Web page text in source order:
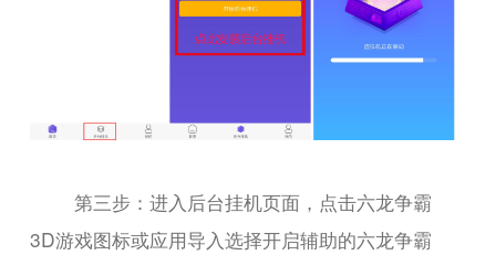
第三步：进入后台挂机页面，点击六龙争霸
3D游戏图标或应用导入选择开启辅助的六龙争霸